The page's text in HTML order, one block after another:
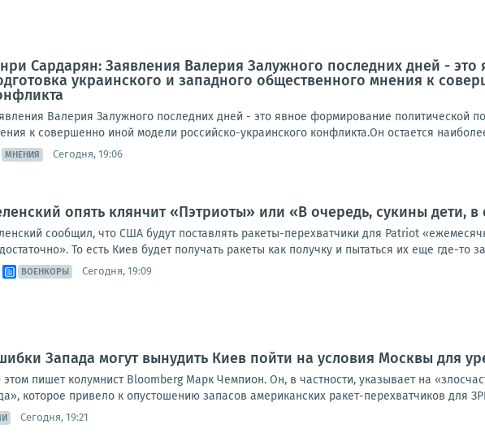
Сардарян: Заявления Валерия Залужного последних дней -
украинского и западного общественного мнения к
Валерия Залужного последних дней - это явное формирование политической
к совершенно иной модели российско-украинского конфликта.Он остается
МНЕНИЯ Сегодня, 19:06
опять клянчит «Пэтриоты» или «В очередь, сукины дети, в
сообщил, что США будут поставлять ракеты-перехватчики для Patriot
То есть Киев будет получать ракеты как получку и пытаться их еще где-то
ВОЕНКОРЫ Сегодня, 19:09
Запада могут вынудить Киев пойти на условия Москвы для
пишет колумнист Bloomberg Марк Чемпион. Он, в частности, указывает на
которое привело к опустошению запасов американских ракет-перехватчиков для
Сегодня, 19:21